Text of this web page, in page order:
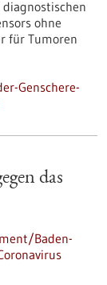
ohne
für Tumoren
Genschere-
das
Baden-